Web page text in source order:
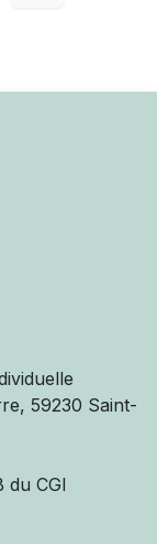
59230 Saint-
du CGI